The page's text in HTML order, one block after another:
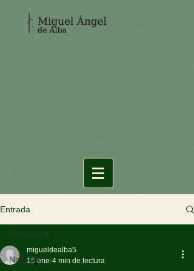
Entrada
Noticias
Noticias
migueldealba5
15 ene 4 min de lectura